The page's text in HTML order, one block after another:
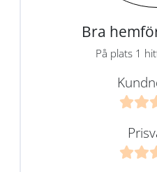
Bra
På plats 1